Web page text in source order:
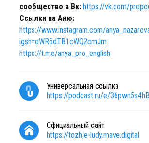
сообщество в Вк: https://vk.com/
Ссылки на Аню:
https://www.instagram.com/
igsh=eWR6dTB1cWQ2cmJm
https://t.me/anya_pro_english
Универсальная ссылка
https://podcast.ru/e/
Официальный сайт
https://tozhje-ludy.mave.digital